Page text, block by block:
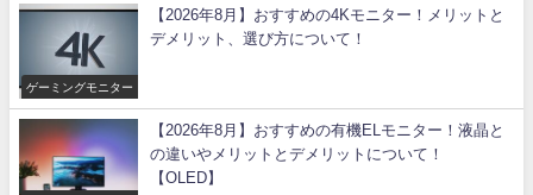
ゲーミングモニター
【2026年8月】おすすめの4Kモニター！メリットと
デメリット、選び方について！
【2026年8月】おすすめの有機ELモニター！液晶と
の違いやメリットとデメリットについて！
【OLED】